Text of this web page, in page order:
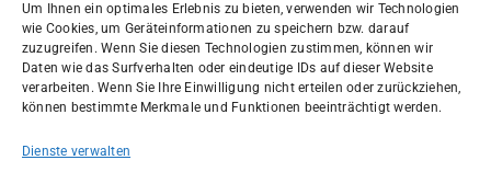
Um Ihnen ein optimales Erlebnis zu bieten, verwenden wir Technologien
wie Cookies, um Geräteinformationen zu speichern bzw. darauf
zuzugreifen. Wenn Sie diesen Technologien zustimmen, können wir
Daten wie das Surfverhalten oder eindeutige IDs auf dieser Website
verarbeiten. Wenn Sie Ihre Einwilligung nicht erteilen oder zurückziehen,
können bestimmte Merkmale und Funktionen beeinträchtigt werden.
Dienste verwalten
Allgemeine Geschäftsbedingungen
Datenschutzerklärung